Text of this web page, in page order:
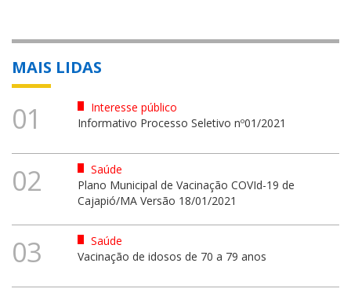
MAIS LIDAS
01
Interesse público
Informativo Processo Seletivo nº01/2021
02
Saúde
Plano Municipal de Vacinação COVId-19 de
Cajapió/MA Versão 18/01/2021
03
Saúde
Vacinação de idosos de 70 a 79 anos